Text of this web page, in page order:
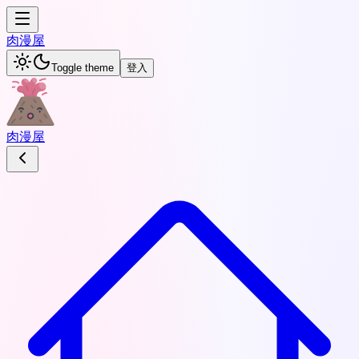
肉漫屋
Toggle theme 登入
肉漫屋